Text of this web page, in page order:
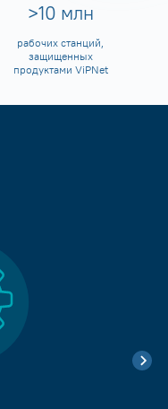
>10 млн
рабочих станций,
защищенных
продуктами ViPNet